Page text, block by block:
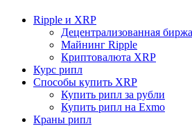
Ripple и XRP
Децентрализованная
Майнинг Ripple
Криптовалюта XRP
Курс рипл
Способы купить XRP
Купить рипл за рубли
Купить рипл на Exmo
Краны рипл